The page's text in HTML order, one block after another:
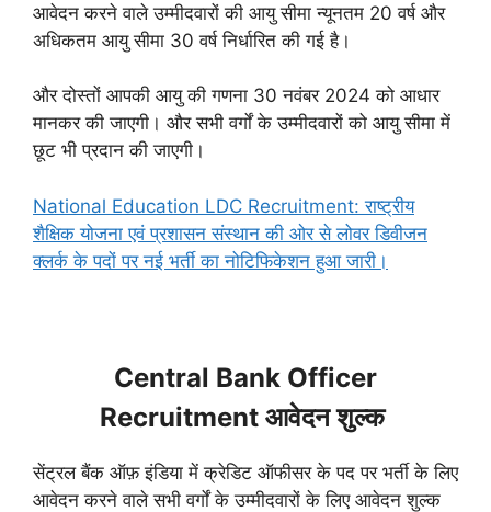
आवेदन करने वाले उम्मीदवारों की आयु सीमा न्यूनतम 20 वर्ष और
अधिकतम आयु सीमा 30 वर्ष निर्धारित की गई है।
और दोस्तों आपकी आयु की गणना 30 नवंबर 2024 को आधार
मानकर की जाएगी। और सभी वर्गों के उम्मीदवारों को आयु सीमा में
छूट भी प्रदान की जाएगी।
National Education LDC Recruitment: राष्ट्रीय
शैक्षिक योजना एवं प्रशासन संस्थान की ओर से लोवर डिवीजन
क्लर्क के पदों पर नई भर्ती का नोटिफिकेशन हुआ जारी।
Central Bank Officer
Recruitment आवेदन शुल्क
सेंट्रल बैंक ऑफ़ इंडिया में क्रेडिट ऑफीसर के पद पर भर्ती के लिए
आवेदन करने वाले सभी वर्गों के उम्मीदवारों के लिए आवेदन शुल्क